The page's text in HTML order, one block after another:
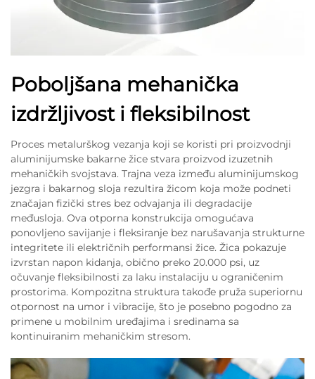
Poboljšana mehanička
izdržljivost i fleksibilnost
Proces metalurškog vezanja koji se koristi pri proizvodnji
aluminijumske bakarne žice stvara proizvod izuzetnih
mehaničkih svojstava. Trajna veza između aluminijumskog
jezgra i bakarnog sloja rezultira žicom koja može podneti
značajan fizički stres bez odvajanja ili degradacije
međusloja. Ova otporna konstrukcija omogućava
ponovljeno savijanje i fleksiranje bez narušavanja strukturne
integritete ili električnih performansi žice. Žica pokazuje
izvrstan napon kidanja, obično preko 20.000 psi, uz
očuvanje fleksibilnosti za laku instalaciju u ograničenim
prostorima. Kompozitna struktura takođe pruža superiornu
otpornost na umor i vibracije, što je posebno pogodno za
primene u mobilnim uređajima i sredinama sa
kontinuiranim mehaničkim stresom.